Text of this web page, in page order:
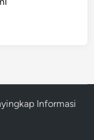
Informasi